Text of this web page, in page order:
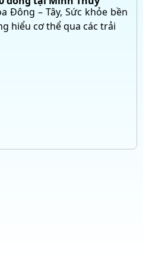
Đông – Tây, Sức khỏe bền
hiểu cơ thể qua các trải